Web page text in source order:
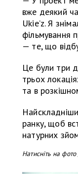
вже деякий
Ukie’z. Я
фільмування
— те, що
Це були три
трьох
та в
ранку, щоб
натурних
Натисніть на